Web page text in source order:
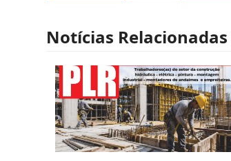
Notícias Relacionadas